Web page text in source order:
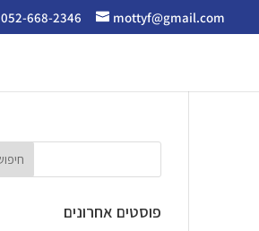
052-668-2346 mottyf@gmail.com
פוסטים אחרונים